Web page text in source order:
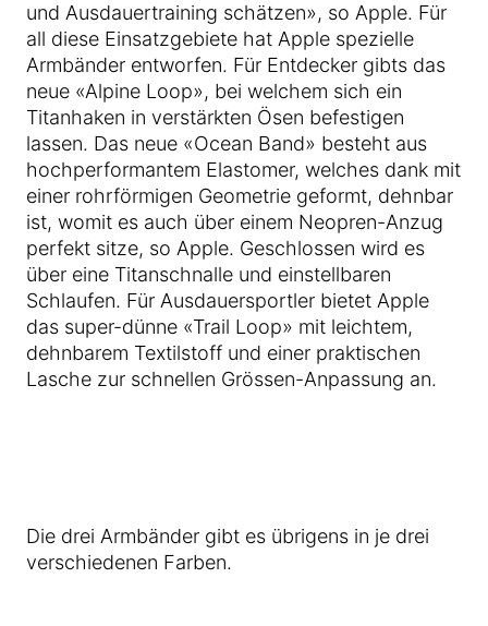
und Ausdauertraining schätzen», so Apple. Für
all diese Einsatzgebiete hat Apple spezielle
Armbänder entworfen. Für Entdecker gibts das
neue «Alpine Loop», bei welchem sich ein
Titanhaken in verstärkten Ösen befestigen
lassen. Das neue «Ocean Band» besteht aus
hochperformantem Elastomer, welches dank mit
einer rohrförmigen Geometrie geformt, dehnbar
ist, womit es auch über einem Neopren-Anzug
perfekt sitze, so Apple. Geschlossen wird es
über eine Titanschnalle und einstellbaren
Schlaufen. Für Ausdauersportler bietet Apple
das super-dünne «Trail Loop» mit leichtem,
dehnbarem Textilstoff und einer praktischen
Lasche zur schnellen Grössen-Anpassung an.
Die drei Armbänder gibt es übrigens in je drei
verschiedenen Farben.